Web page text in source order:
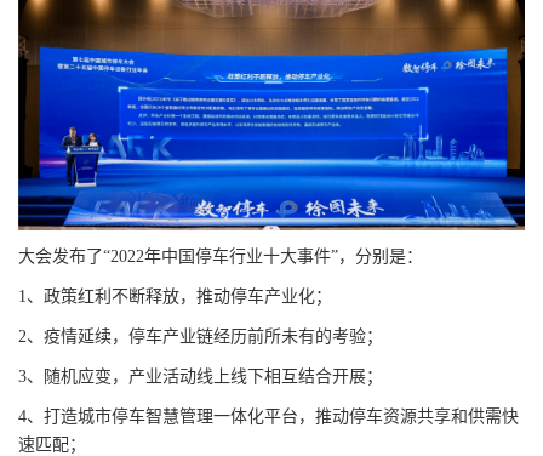
大会发布了“2022年中国停车行业十大事件”，分别是：
1、政策红利不断释放，推动停车产业化；
2、疫情延续，停车产业链经历前所未有的考验；
3、随机应变，产业活动线上线下相互结合开展；
4、打造城市停车智慧管理一体化平台，推动停车资源共享和供需快
速匹配；